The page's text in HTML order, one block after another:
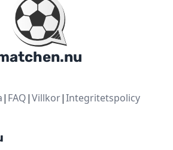
| FAQ|Villkor|Integritetspolicy